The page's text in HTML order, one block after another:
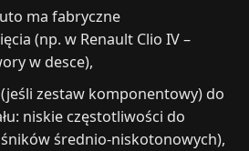
ma fabryczne
(np. w Renault Clio IV –
w desce),
zestaw komponentowy) do
niskie częstotliwości do
średnio-niskotonowych),